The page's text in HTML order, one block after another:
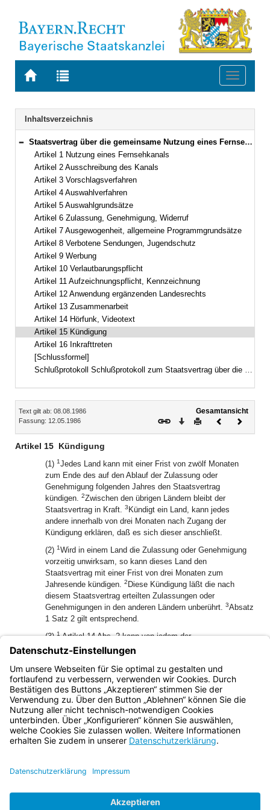
Zur
BAYERN.RECHT
Zur
letzten
Suche
Toggle
Navigation
Inhaltsverzeichnis
Bereich reduzieren
Staatsvertrag über die gemeinsame Nutzung eines Fernseh- und eines Hörfunkkanals auf Rundfunksatelliten Vom 12. Mai 1986 (Art. 1–16)
Artikel 1 Nutzung eines Fernsehkanals
Artikel 2 Ausschreibung des Kanals
Artikel 3 Vorschlagsverfahren
Artikel 4 Auswahlverfahren
Artikel 5 Auswahlgrundsätze
Artikel 6 Zulassung, Genehmigung, Widerruf
Artikel 7 Ausgewogenheit, allgemeine Programmgrundsätze
Artikel 8 Verbotene Sendungen, Jugendschutz
Artikel 9 Werbung
Artikel 10 Verlautbarungspflicht
Artikel 11 Aufzeichnungspflicht, Kennzeichnung
Artikel 12 Anwendung ergänzenden Landesrechts
Artikel 13 Zusammenarbeit
Artikel 14 Hörfunk, Videotext
Artikel 15 Kündigung
Artikel 16 Inkrafttreten
[Schlussformel]
Schlußprotokoll Schlußprotokoll zum Staatsvertrag über die gemeinsame Nutzung eines Fernseh- und eines Hörfunkkanals auf Rundfunksatelliten
Inhalt
Text gilt ab: 08.08.1986
Fassung: 12.05.1986
Gesamtansicht
Download
DruckenVorheriges
Artikel 15 Kündigung
(1) 1Jedes Land kann mit einer Frist von zwölf Monaten
zum Ende des auf den Ablauf der Zulassung oder
Genehmigung folgenden Jahres den Staatsvertrag
kündigen. 2Zwischen den übrigen Ländern bleibt der
Staatsvertrag in Kraft. 3 Kündigt ein Land, kann jedes
andere innerhalb von drei Monaten nach Zugang der
Kündigung erklären, daß es sich dieser anschließt.
(2) 1Wird in einem Land die Zulassung oder Genehmigung
vorzeitig unwirksam, so kann dieses Land den
Staatsvertrag mit einer Frist von drei Monaten zum
Jahresende kündigen. 2 Diese Kündigung läßt die nach
diesem Staatsvertrag erteilten Zulassungen oder
Genehmigungen in den anderen Ländern unberührt. 3Absatz
1 Satz 2 gilt entsprechend.
(3)1Artikel 14 Abs. 2 kann von jedem der
vertragsschließenden Länder mit halbjähriger
Kündigungsfrist zum Ende eines Kalenderjahres, erstmals
zum 31. Dezember 1990, gekündigt werden.2Absatz 1
Sätze 2 und 3 gelten entsprechend.
Bayern.de
BayernPortal
Impressum